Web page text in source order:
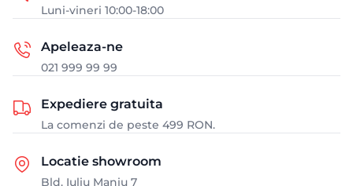
Luni-vineri 10:00-18:00
Apeleaza-ne
021 999 99 99
Expediere gratuita
La comenzi de peste 499 RON.
Locatie showroom
Bld. Iuliu Maniu 7